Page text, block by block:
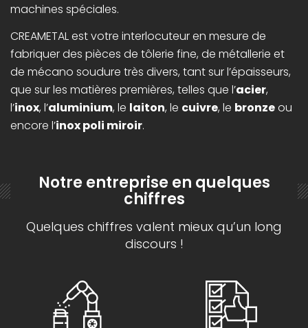
machines spéciales.
CREAMETAL est votre interlocuteur en mesure de
fabriquer des pièces de tôlerie fine, de métallerie et
de mécano soudure très divers, tant sur l’épaisseurs,
que sur les matières premières, telles que l’acier,
l’inox, l’aluminium, le laiton, le cuivre, le bronzeou
encore l’inox poli miroir.
Notre entreprise en quelques
chiffres
Quelques chiffres valent mieux qu’un long
discours !